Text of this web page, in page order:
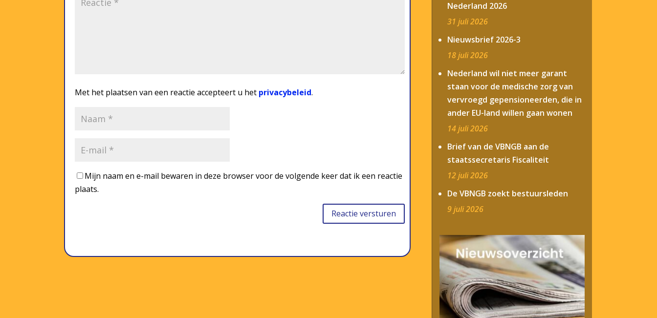
Met het plaatsen van een reactie accepteert u het privacybeleid.
Mijn naam en e-mail bewaren in deze browser voor de volgende keer dat ik een reactie
plaats.
Reactie versturen
Nederland 2026
31 juli 2026
Nieuwsbrief 2026-3
18 juli 2026
Nederland wil niet meer garant
staan voor de medische zorg van
vervroegd gepensioneerden, die in
ander EU-land willen gaan wonen
14 juli 2026
Brief van de VBNGB aan de
staatssecretaris Fiscaliteit
12 juli 2026
De VBNGB zoekt bestuursleden
9 juli 2026